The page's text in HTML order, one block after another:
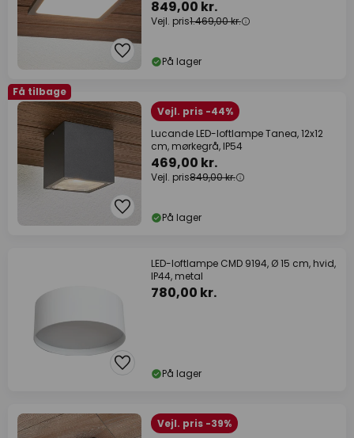
849,00 kr.
Vejl. pris1.469,00 kr.
På lager
Få tilbage
Vejl. pris -44%
Lucande LED-loftlampe Tanea, 12x12
cm, mørkegrå, IP54
469,00 kr.
Vejl. pris849,00 kr.
På lager
LED-loftlampe CMD 9194, Ø 15 cm, hvid,
IP44, metal
780,00 kr.
På lager
Vejl. pris -39%